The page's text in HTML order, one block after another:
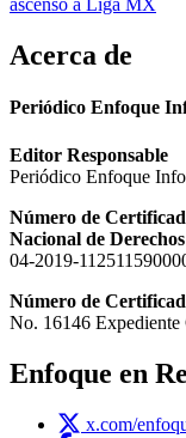
ascenso a Liga MX
Acerca de
Periódico Enfoque
Editor Responsable
Periódico Enfoque
Número de
Nacional de
04-2019-
Número de
No. 16146
Enfoque en
x.com/